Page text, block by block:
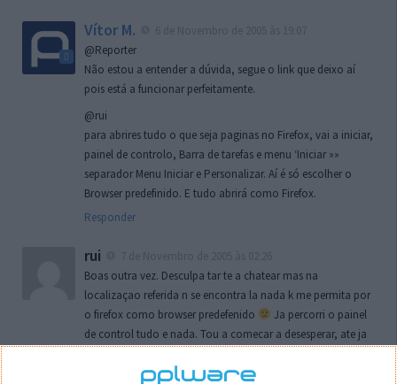
Vítor M.
@Reporter
Não estou a entender a dúvida, segue o link que deixo aí
pois está a funcionar perfeitamente.
@rui
para abrires tudo o que seja paginas no Firefox, vai a iniciar,
painel de controlo, Barra de tarefas e menu ‘Iniciar »»
separador Menu Iniciar e Personalizar. Aí é só escolher o
Browser predefinido. E tudo abrirá como Firefox.
Responder
rui
Boas outra vez. Desculpa tar te a chatear mas na
localizaçao referida n se encontra la nada k me permita por
o firefox como browser predefenido
Ja percorri o painel
de control tudo e nada. Tou a comecar a desesperar, ate ja
firefox mas em vao. Kaso te lembres de outra dica fico